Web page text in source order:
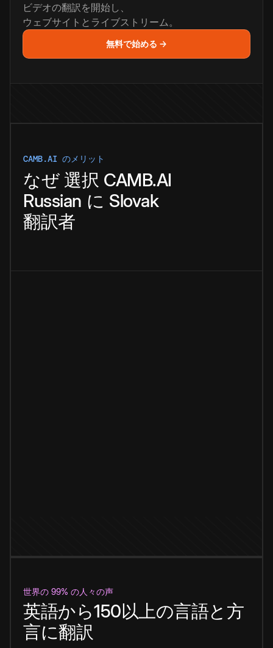
ビデオの翻訳を開始し、
ウェブサイトとライブストリーム。
無料で始める →
CAMB.AI のメリット
なぜ 選択 CAMB.AI
Russian に Slovak
翻訳者
世界の 99% の人々の声
英語から150以上の言語と方
言に翻訳